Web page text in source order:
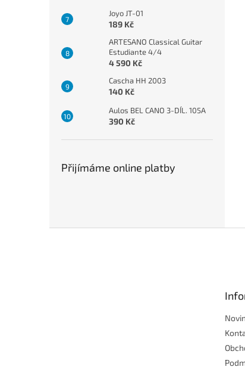
Joyo JT-01
189 Kč
ARTESANO Classical Guitar
Estudiante 4/4
4 590 Kč
Cascha HH 2003
140 Kč
Aulos BEL CANO 3-DÍL. 105A
390 Kč
Přijímáme online platby